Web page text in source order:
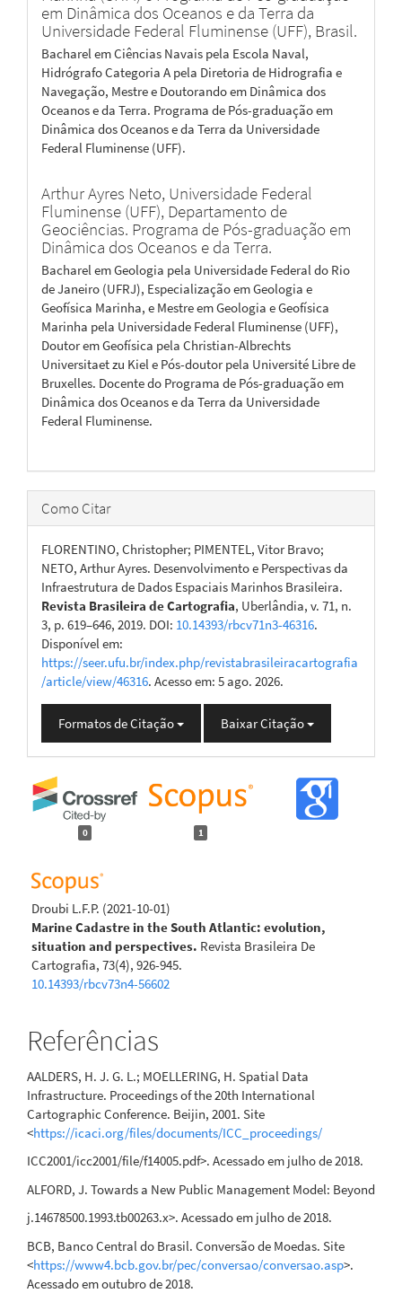
em Dinâmica dos Oceanos e da Terra da
Universidade Federal Fluminense (UFF), Brasil.
Bacharel em Ciências Navais pela Escola Naval,
Hidrógrafo Categoria A pela Diretoria de Hidrografia e
Navegação, Mestre e Doutorando em Dinâmica dos
Oceanos e da Terra. Programa de Pós-graduação em
Dinâmica dos Oceanos e da Terra da Universidade
Federal Fluminense (UFF).
Arthur Ayres Neto, Universidade Federal
Fluminense (UFF), Departamento de
Geociências. Programa de Pós-graduação em
Dinâmica dos Oceanos e da Terra.
Bacharel em Geologia pela Universidade Federal do Rio
de Janeiro (UFRJ), Especialização em Geologia e
Geofísica Marinha, e Mestre em Geologia e Geofísica
Marinha pela Universidade Federal Fluminense (UFF),
Doutor em Geofísica pela Christian-Albrechts
Universitaet zu Kiel e Pós-doutor pela Université Libre de
Bruxelles. Docente do Programa de Pós-graduação em
Dinâmica dos Oceanos e da Terra da Universidade
Federal Fluminense.
Como Citar
FLORENTINO, Christopher; PIMENTEL, Vitor Bravo;
NETO, Arthur Ayres. Desenvolvimento e Perspectivas da
Infraestrutura de Dados Espaciais Marinhos Brasileira.
Revista Brasileira de Cartografia, Uberlândia, v. 71, n.
3, p. 619–646, 2019. DOI: 10.14393/rbcv71n3-46316.
Disponível em:
https://seer.ufu.br/index.php/revistabrasileiracartografia
/article/view/46316. Acesso em: 5 ago. 2026.
Formatos de Citação Baixar Citação
0 1
Droubi L.F.P. (2021-10-01)
Marine Cadastre in the South Atlantic: evolution,
situation and perspectives. Revista Brasileira De
Cartografia, 73(4), 926-945.
10.14393/rbcv73n4-56602
Referências
AALDERS, H. J. G. L.; MOELLERING, H. Spatial Data
Infrastructure. Proceedings of the 20th International
Cartographic Conference. Beijin, 2001. Site
<https://icaci.org/files/documents/ICC_proceedings/
ICC2001/icc2001/file/f14005.pdf>. Acessado em julho de 2018.
ALFORD, J. Towards a New Public Management Model: Beyond
j.14678500.1993.tb00263.x>. Acessado em julho de 2018.
BCB, Banco Central do Brasil. Conversão de Moedas. Site
<https://www4.bcb.gov.br/pec/conversao/conversao.asp>.
Acessado em outubro de 2018.